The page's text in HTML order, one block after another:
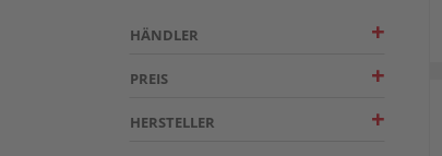
HÄNDLER
PREIS
HERSTELLER